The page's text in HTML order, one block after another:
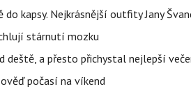
kapsy. Nejkrásnější outfity Jany
stárnutí mozku
deště, a přesto přichystal nejlepší
počasí na víkend